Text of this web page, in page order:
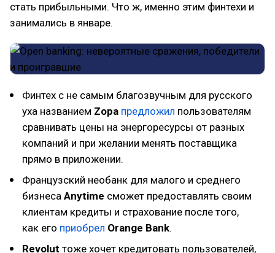
стать прибыльными. Что ж, именно этим финтехи и
занимались в январе.
Финтех с не самым благозвучным для русского
уха названием Zopa предложил пользователям
сравнивать цены на энергоресурсы от разных
компаний и при желании менять поставщика
прямо в приложении.
Французский необанк для малого и среднего
бизнеса Anytime сможет предоставлять своим
клиентам кредиты и страхование после того,
как его приобрел Orange Bank.
Revolut тоже хочет кредитовать пользователей,